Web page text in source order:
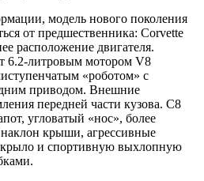
модель нового поколения
от предшественника: Corvette
расположение двигателя.
6.2-литровым мотором V8
«роботом» с
приводом. Внешние
передней части кузова. С8
угловатый «нос», более
крыши, агрессивные
крыло и спортивную выхлопную